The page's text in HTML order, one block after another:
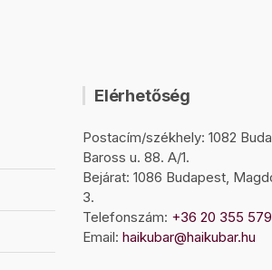
Elérhetőség
Postacím/székhely: 1082
Baross u. 88. A/1.
Bejárat: 1086 Budapest,
3.
Telefonszám: +36 20 355
Email: haikubar@haikubar.hu